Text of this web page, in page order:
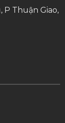
P Thuận Giao,